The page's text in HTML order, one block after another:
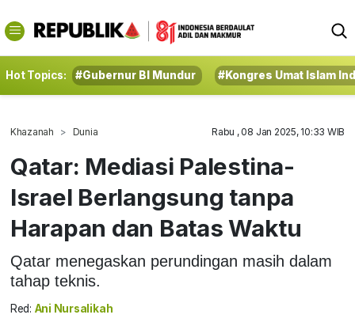
Hot Topics: #Gubernur BI Mundur #Kongres Umat Islam
Khazanah Dunia Rabu , 08 Jan 2025, 10:33 WIB
Qatar: Mediasi Palestina-
Israel Berlangsung tanpa
Harapan dan Batas Waktu
Qatar menegaskan perundingan masih dalam
tahap teknis.
Red: Ani Nursalikah